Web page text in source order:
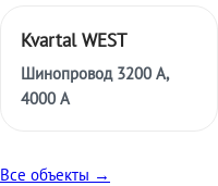
Kvartal WEST
Шинопровод 3200 А,
4000 А
Все объекты →